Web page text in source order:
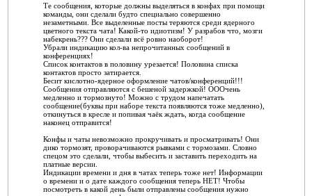
Те сообщения, которые должны выделяться в конфах при помощи
команды, они сделали будто специально совершенно
незаметными. Все выделенные посты теряются среди ядерного
цветного текста чата! Какой-то идиотизм! У разрабов что, мозги
набекрень??? Они сделали всё ровно наоборот!
Убрали индикацию кол-ва непрочитанных сообщений в
конференциях!
Список контактов в половину урезается! Половина списка
контактов просто затирается.
Бесит кислотно-ядерное оформление чатов/конференций!!!
Сообщения отправляются с бешеной задержкой! ОООчень
медленно и тормознуто! Можно с трудом напечатать
сообщение(буквы при наборе текста появляются тоже медленно),
откинуться в кресле и попивая чаёк ждать, когда сообщение
наконец отправится!
Конфы и чаты невозможно прокручивать и просматривать! Они
дико тормозят, проворачиваются рывками с тормозами. Словно
спецом это сделали, чтобы выбесить и заставить переходить на
платные версии.
Индикации времени и дня в чатах теперь тоже нет! Информации
о времени и о дате каждого сообщения теперь НЕТ! Чтобы
посмотреть в какой день были отправлены сообщения нужно